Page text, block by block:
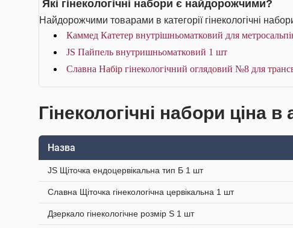
Які гінекологічні набори є найдорожчими?
Найдорожчими товарами в категорії гінекологічні
Каммед Катетер внутрішньоматковий для
JS Пайпель внутришньоматковий 1 шт
Славна Набір гінекологічний оглядовий №8 для
Гінекологічні набори ціна в
Назва
JS Щіточка ендоцервікальна тип Б 1 шт
Славна Щіточка гінекологічна цервікальна 1 шт
Дзеркало гінекологічне розмір S 1 шт